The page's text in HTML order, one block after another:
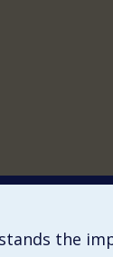
Département?
the